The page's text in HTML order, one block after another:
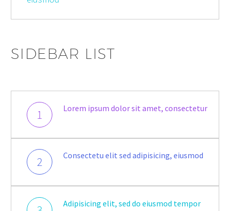
SIDEBAR LIST
1 Lorem ipsum dolor sit amet, consectetur
2 Consectetu elit sed adipisicing, eiusmod
Adipisicing elit, sed do eiusmod tempor